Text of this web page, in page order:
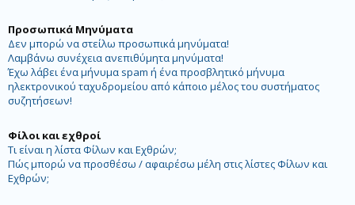
Προσωπικά Μηνύματα
Δεν μπορώ να στείλω προσωπικά μηνύματα!
Λαμβάνω συνέχεια ανεπιθύμητα μηνύματα!
Έχω λάβει ένα μήνυμα spam ή ένα προσβλητικό μήνυμα
ηλεκτρονικού ταχυδρομείου από κάποιο μέλος του συστήματος
συζητήσεων!
Φίλοι και εχθροί
Τι είναι η λίστα Φίλων και Εχθρών;
Πώς μπορώ να προσθέσω / αφαιρέσω μέλη στις λίστες Φίλων και
Εχθρών;